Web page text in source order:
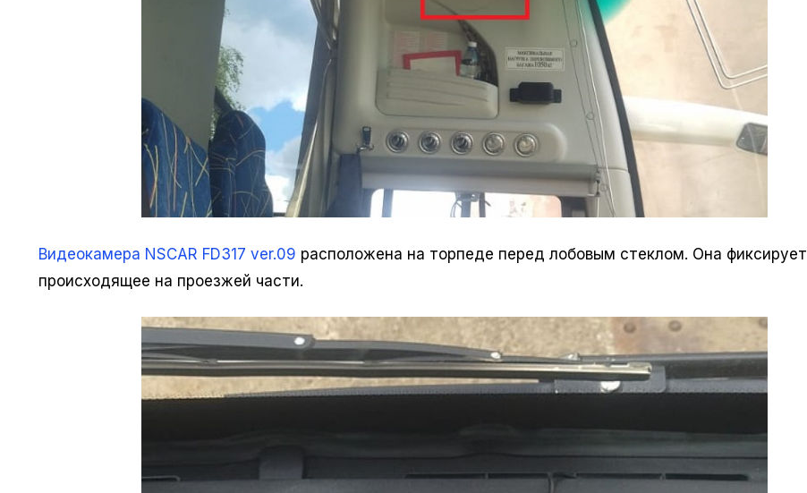
Видеокамера NSCAR FD317 ver.09 расположена на торпеде перед лобовым стеклом. Она фиксирует
происходящее на проезжей части.